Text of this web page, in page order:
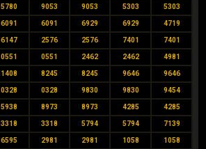
5780 9053 9053 5303 5303
6091 6091 6929 6929 4719
6147 2576 2576 7401 7401
0551 0551 2462 2462 4981
1408 8245 8245 9646 9646
0328 0328 9830 9830 9454
5938 8973 8973 4285 4285
3318 3318 5794 5794 7139
6595 2981 2981 1058 1058